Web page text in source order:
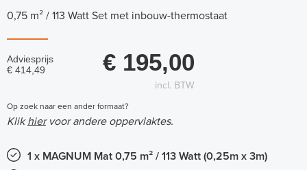
0,75 m² / 113 Watt Set met inbouw-thermostaat
Adviesprijs
€ 414,49
€ 195,00
incl. BTW
Op zoek naar een ander formaat?
Klikhiervoor andere oppervlaktes.
1 x MAGNUM Mat 0,75 m² / 113 Watt (0,25m x 3m)